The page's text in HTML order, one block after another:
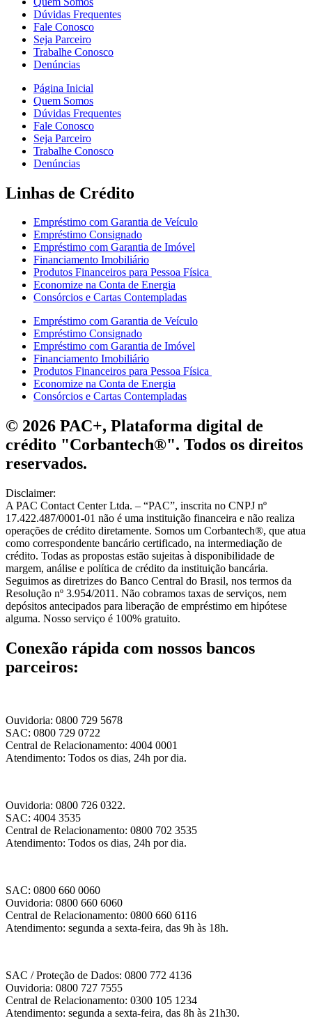
Dúvidas Frequentes
Fale Conosco
Seja Parceiro
Trabalhe Conosco
Denúncias
Página Inicial
Quem Somos
Dúvidas Frequentes
Fale Conosco
Seja Parceiro
Trabalhe Conosco
Denúncias
Linhas de Crédito
Empréstimo com Garantia de Veículo
Empréstimo Consignado
Empréstimo com Garantia de Imóvel
Financiamento Imobiliário
Produtos Financeiros para Pessoa Física
Economize na Conta de Energia
Consórcios e Cartas Contempladas
Empréstimo com Garantia de Veículo
Empréstimo Consignado
Empréstimo com Garantia de Imóvel
Financiamento Imobiliário
Produtos Financeiros para Pessoa Física
Economize na Conta de Energia
Consórcios e Cartas Contempladas
© 2026 PAC+, Plataforma digital de
crédito "Corbantech®". Todos os direitos
reservados.
Disclaimer:
A PAC Contact Center Ltda. – “PAC”, inscrita no CNPJ nº
17.422.487/0001-01 não é uma instituição financeira e não realiza
operações de crédito diretamente. Somos um Corbantech®, que atua
como correspondente bancário certificado, na intermediação de
crédito. Todas as propostas estão sujeitas à disponibilidade de
margem, análise e política de crédito da instituição bancária.
Seguimos as diretrizes do Banco Central do Brasil, nos termos da
Resolução nº 3.954/2011. Não cobramos taxas de serviços, nem
depósitos antecipados para liberação de empréstimo em hipótese
alguma. Nosso serviço é 100% gratuito.
Conexão rápida com nossos bancos
parceiros:
Ouvidoria: 0800 729 5678
SAC: 0800 729 0722
Central de Relacionamento: 4004 0001
Atendimento: Todos os dias, 24h por dia.
Ouvidoria: 0800 726 0322.
SAC: 4004 3535
Central de Relacionamento: 0800 702 3535
Atendimento: Todos os dias, 24h por dia.
SAC: 0800 660 0060
Ouvidoria: 0800 660 6060
Central de Relacionamento: 0800 660 6116
Atendimento: segunda a sexta-feira, das 9h às 18h.
SAC / Proteção de Dados: 0800 772 4136
Ouvidoria: 0800 727 7555
Central de Relacionamento: 0300 105 1234
Atendimento: segunda a sexta-feira, das 8h às 21h30.